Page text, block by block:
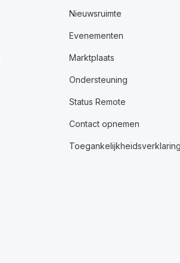
Nieuwsruimte
Evenementen
Marktplaats
Ondersteuning
Status Remote
Contact opnemen
Toegankelijkheidsverklaring